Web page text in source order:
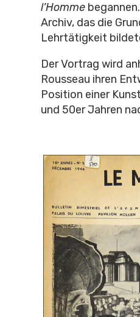
l’Homme
Archiv, das die
Lehrtätigkeit
Der Vortrag wird
Rousseau ihren
Position einer
und 50er Jahren